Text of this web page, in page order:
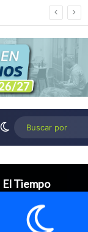
Switch skin
El Tiempo